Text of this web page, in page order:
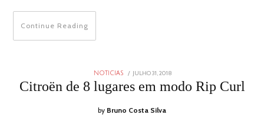
Continue Reading
NOTICIAS
POSTED
JULHO 31, 2018
2018
Citroën de 8 lugares em modo Rip Curl
by Bruno Costa Silva